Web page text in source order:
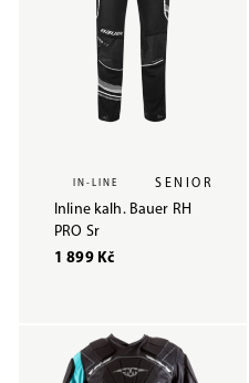
IN-LINE SENIOR
Inline kalh. Bauer RH
PRO Sr
1 899 Kč